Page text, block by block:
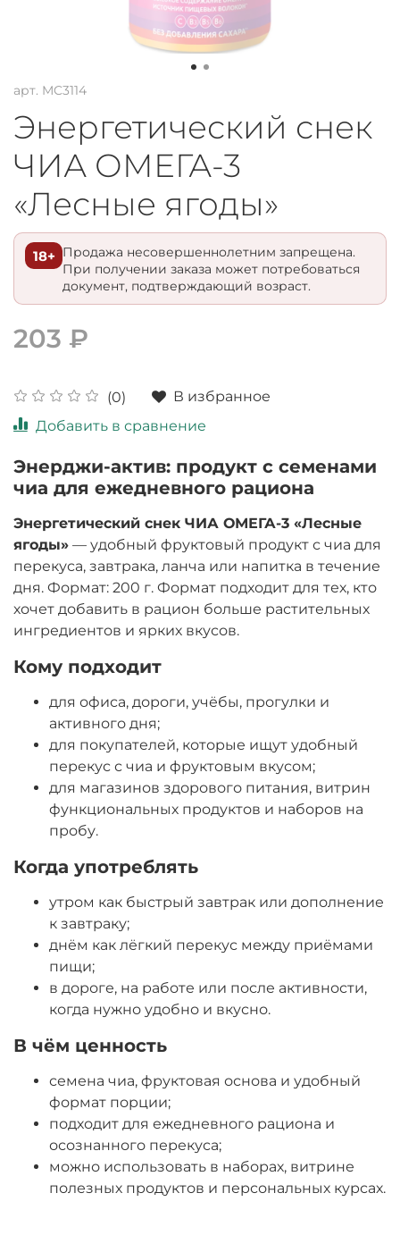
арт. MC3114
Энергетический снек
ЧИА ОМЕГА-3
«Лесные ягоды»
18+
Продажа несовершеннолетним запрещена.
При получении заказа может потребоваться
документ, подтверждающий возраст.
(0)
В избранное
Добавить в сравнение
203 ₽
Энерджи-актив: продукт с семенами
чиа для ежедневного рациона
Энергетический снек ЧИА ОМЕГА-3 «Лесные
ягоды» — удобный фруктовый продукт с чиа для
перекуса, завтрака, ланча или напитка в течение
дня. Формат: 200 г. Формат подходит для тех, кто
хочет добавить в рацион больше растительных
ингредиентов и ярких вкусов.
Кому подходит
для офиса, дороги, учёбы, прогулки и
активного дня;
для покупателей, которые ищут удобный
перекус с чиа и фруктовым вкусом;
для магазинов здорового питания, витрин
функциональных продуктов и наборов на
пробу.
Когда употреблять
утром как быстрый завтрак или дополнение
к завтраку;
днём как лёгкий перекус между приёмами
пищи;
в дороге, на работе или после активности,
когда нужно удобно и вкусно.
В чём ценность
семена чиа, фруктовая основа и удобный
формат порции;
подходит для ежедневного рациона и
осознанного перекуса;
можно использовать в наборах, витрине
полезных продуктов и персональных курсах.